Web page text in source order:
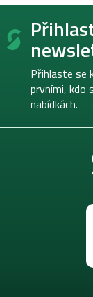
Z
Přihlaste se
prvními, kdo
nabídkách.